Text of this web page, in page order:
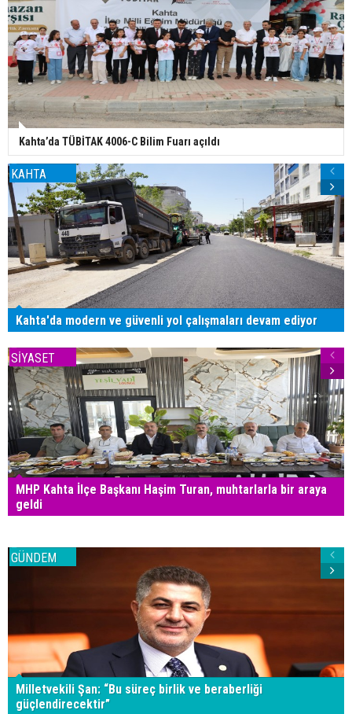
Kahta’da TÜBİTAK 4006-C Bilim Fuarı açıldı
KAHTA
Kahta'da modern ve güvenli yol çalışmaları devam ediyor
SİYASET
MHP Kahta İlçe Başkanı Haşim Turan, muhtarlarla bir araya
geldi
GÜNDEM
Milletvekili Şan: “Bu süreç birlik ve beraberliği
güçlendirecektir”